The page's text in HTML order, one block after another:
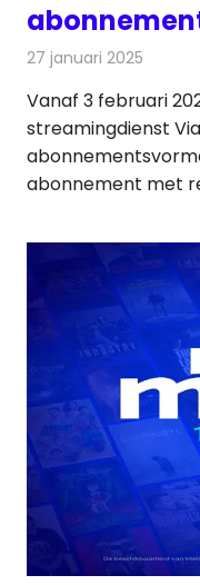
27 januari 2025
Vanaf 3 februari
streamingdienst
abonnement met